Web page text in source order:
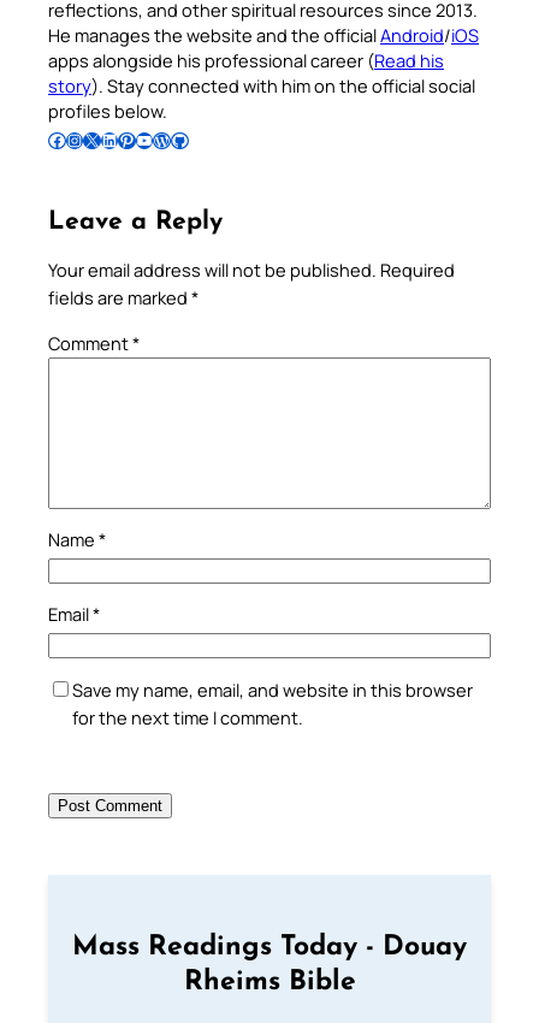
reflections, and other spiritual resources since 2013.
He manages the website and the officialAndroid/iOS
apps alongside his professional career (Read his
story). Stay connected with him on the official social
profiles below.
Follow Pradeep on Facebook Follow Pradeep on InstagramFollow Pradeep on X Follow Pradeep on LinkedIn Follow Pradeep on Pinterest Subscribe to Pradeep’s Youtube Channel Follow Pradeep on WordPress Follow Pradeep on GitHub
Leave a Reply
Your email address will not be published. Required
fields are marked *
Comment*
Name *
Email*
Save my name, email, and website in this browser
for the next time I comment.
Mass Readings Today - Douay
Rheims Bible